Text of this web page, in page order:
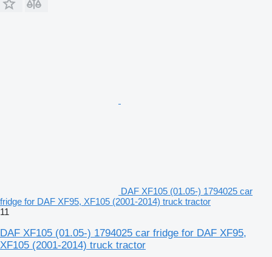
DAF XF105 (01.05-) 1794025 car
fridge for DAF XF95, XF105 (2001-2014) truck tractor
11
DAF XF105 (01.05-) 1794025 car fridge for DAF XF95,
XF105 (2001-2014) truck tractor